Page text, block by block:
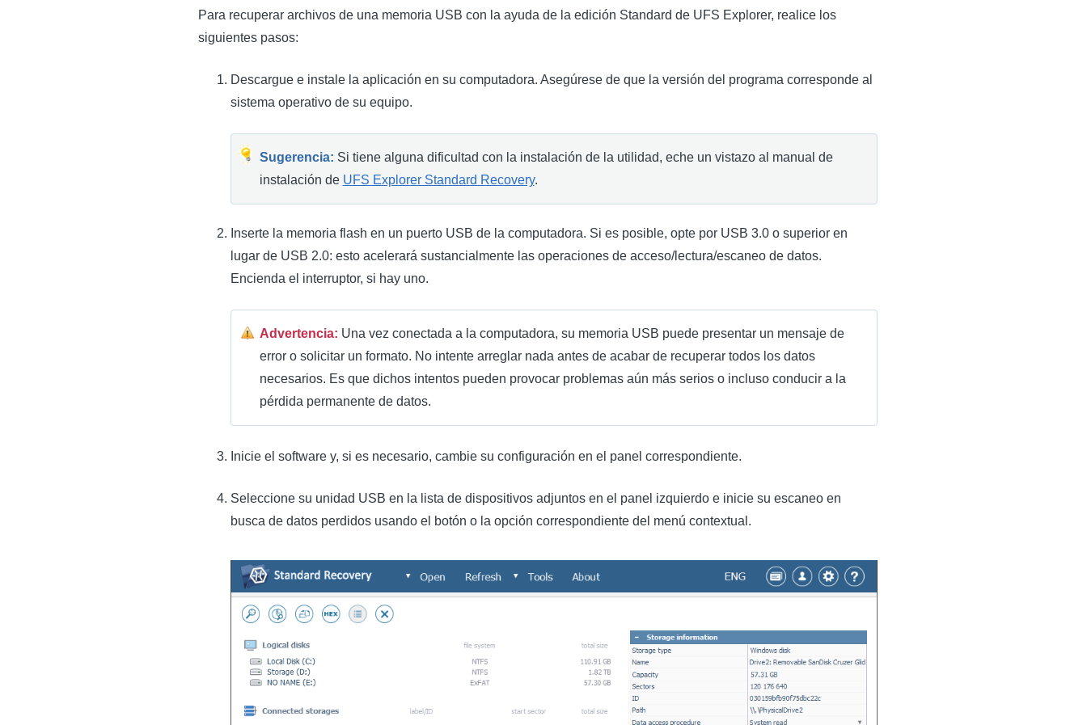
Para recuperar archivos de una memoria USB con la ayuda de la edición Standard de UFS Explorer, realice los
siguientes pasos:
Descargue e instale la aplicación en su computadora. Asegúrese de que la versión del programa corresponde al
sistema operativo de su equipo.
Sugerencia: Si tiene alguna dificultad con la instalación de la utilidad, eche un vistazo al manual de
instalación de UFS Explorer Standard Recovery.
Inserte la memoria flash en un puerto USB de la computadora. Si es posible, opte por USB 3.0 o superior en
lugar de USB 2.0: esto acelerará sustancialmente las operaciones de acceso/lectura/escaneo de datos.
Encienda el interruptor, si hay uno.
Advertencia: Una vez conectada a la computadora, su memoria USB puede presentar un mensaje de
error o solicitar un formato. No intente arreglar nada antes de acabar de recuperar todos los datos
necesarios. Es que dichos intentos pueden provocar problemas aún más serios o incluso conducir a la
pérdida permanente de datos.
Inicie el software y, si es necesario, cambie su configuración en el panel correspondiente.
Seleccione su unidad USB en la lista de dispositivos adjuntos en el panel izquierdo e inicie su escaneo en
busca de datos perdidos usando el botón o la opción correspondiente del menú contextual.